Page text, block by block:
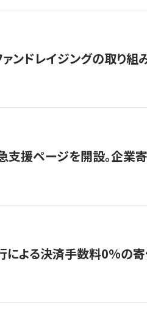
ァンドレイジングの取り
支援ページを開設。企
による決済手数料0%の